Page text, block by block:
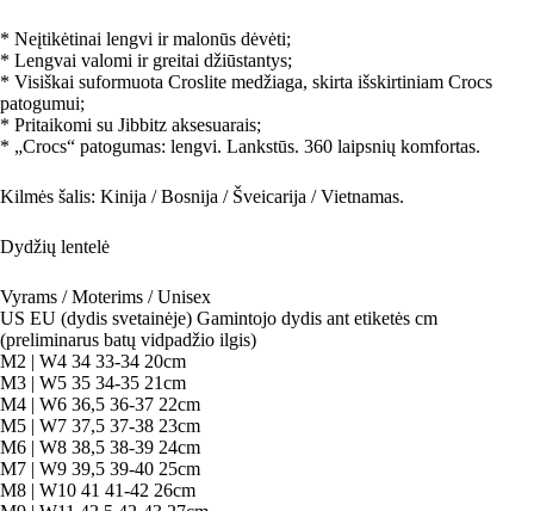
* Neįtikėtinai lengvi ir malonūs dėvėti;
* Lengvai valomi ir greitai džiūstantys;
* Visiškai suformuota Croslite medžiaga, skirta išskirtiniam Crocs
patogumui;
* Pritaikomi su Jibbitz aksesuarais;
* „Crocs“ patogumas: lengvi. Lankstūs. 360 laipsnių komfortas.
Kilmės šalis: Kinija / Bosnija / Šveicarija / Vietnamas.
Dydžių lentelė
Vyrams / Moterims / Unisex
US EU (dydis svetainėje) Gamintojo dydis ant etiketės cm
(preliminarus batų vidpadžio ilgis)
M2 | W4 34 33-34 20cm
M3 | W5 35 34-35 21cm
M4 | W6 36,5 36-37 22cm
M5 | W7 37,5 37-38 23cm
M6 | W8 38,5 38-39 24cm
M7 | W9 39,5 39-40 25cm
M8 | W10 41 41-42 26cm